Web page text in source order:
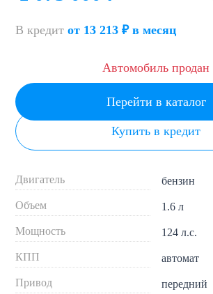
В кредит от 13 213 ₽ в месяц
Автомобиль продан
Перейти в каталог
Купить в кредит
Двигатель бензин
Объем 1.6 л
Мощность 124 л.с.
КПП автомат
Привод передний